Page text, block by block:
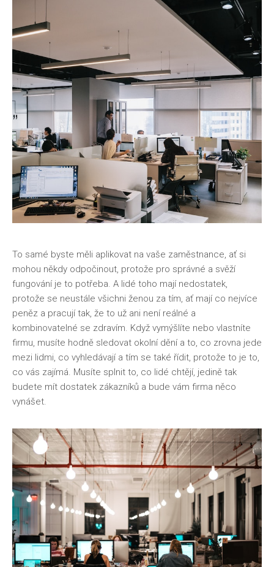
To samé byste měli aplikovat na vaše zaměstnance, ať si
mohou někdy odpočinout, protože pro správné a svěží
fungování je to potřeba. A lidé toho mají nedostatek,
protože se neustále všichni ženou za tím, ať mají co nejvíce
peněz a pracují tak, že to už ani není reálné a
kombinovatelné se zdravím. Když vymýšlíte nebo vlastníte
firmu, musíte hodně sledovat okolní dění a to, co zrovna jede
mezi lidmi, co vyhledávají a tím se také řídit, protože to je to,
co vás zajímá. Musíte splnit to, co lidé chtějí, jedině tak
budete mít dostatek zákazníků a bude vám firma něco
vynášet.